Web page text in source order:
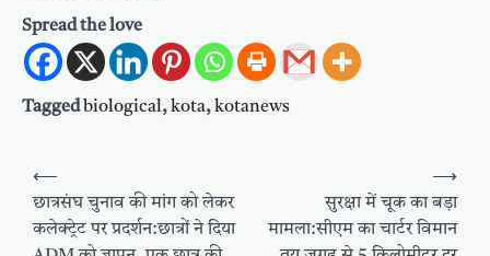
Spread the love
Taggedbiological,kota,kotanews
Post
navigation
⟵
छात्रसंघ चुनाव की मांग को लेकर
कलेक्ट्रेट पर प्रदर्शन:छात्रों ने दिया
सुरक्षा में चूक का बड़ा
मामला:सीएम का चार्टर विमान
⟶